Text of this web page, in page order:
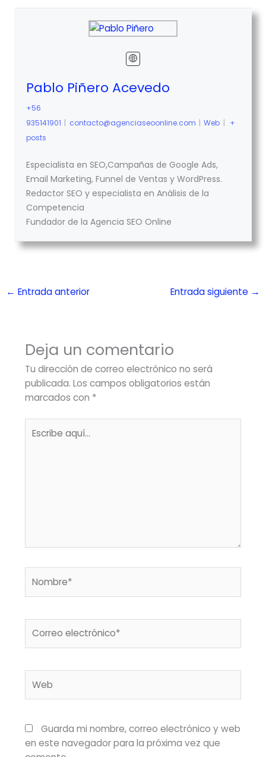
Pablo Piñero Acevedo
+56
935141901 | contacto@agenciaseoonline.com | Web | +
posts
Especialista en SEO,Campañas de Google Ads,
Email Marketing, Funnel de Ventas y WordPress.
Redactor SEO y especialista en Análisis de la
Competencia
Fundador de la Agencia SEO Online
← Entrada anterior Entrada siguiente →
Deja un comentario
Tu dirección de correo electrónico no será
publicada. Los campos obligatorios están
marcados con *
aquí...
electrónico*
Guarda mi nombre, correo electrónico y web
en este navegador para la próxima vez que